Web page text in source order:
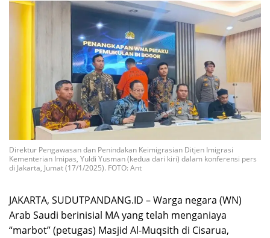
Direktur Pengawasan dan Penindakan Keimigrasian Ditjen Imigrasi
Kementerian Imipas, Yuldi Yusman (kedua dari kiri) dalam konferensi pers
di Jakarta, Jumat (17/1/2025). FOTO: Ant
JAKARTA, SUDUTPANDANG.ID – Warga negara (WN)
Arab Saudi berinisial MA yang telah menganiaya
“marbot” (petugas) Masjid Al-Muqsith di Cisarua,